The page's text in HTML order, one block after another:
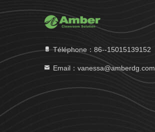
Téléphone：86--15015139152
Email：vanessa@amberdg.com